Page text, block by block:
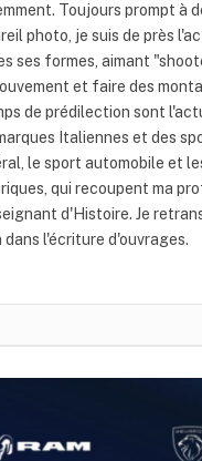
Toujours prompt à
photo, je suis de près
ses formes, aimant
et faire des
de prédilection sont
Italiennes et des
le sport automobile et
qui recoupent ma
d'Histoire. Je
dans l'écriture d'ouvrages.